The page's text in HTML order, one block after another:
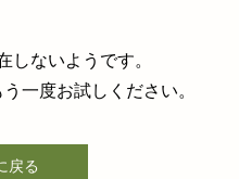
しないようです。
一度お試しください。
戻る